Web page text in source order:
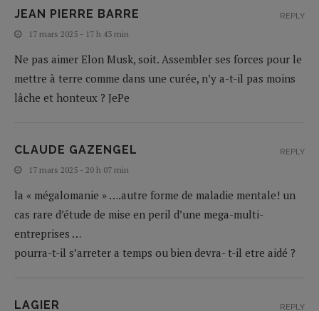
JEAN PIERRE BARRE
17 mars 2025 - 17 h 43 min
Ne pas aimer Elon Musk, soit. Assembler ses forces pour le
mettre à terre comme dans une curée, n’y a-t-il pas moins
lâche et honteux ? JePe
REPLY
CLAUDE GAZENGEL
17 mars 2025 - 20 h 07 min
la « mégalomanie » ….autre forme de maladie mentale! un
cas rare d’étude de mise en peril d’une mega-multi-
entreprises …
pourra-t-il s’arreter a temps ou bien devra- t-il etre aidé ?
REPLY
LAGIER REPLY